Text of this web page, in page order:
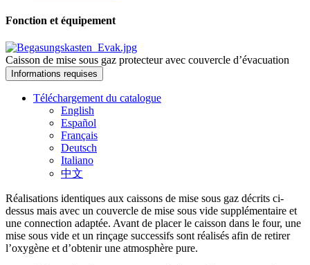
Fonction et équipement
Caisson de mise sous gaz protecteur avec couvercle d’évacuation
Informations requises
Téléchargement du catalogue
English
Español
Français
Deutsch
Italiano
中文
Réalisations identiques aux caissons de mise sous gaz décrits ci-
dessus mais avec un couvercle de mise sous vide supplémentaire et
une connection adaptée. Avant de placer le caisson dans le four, une
mise sous vide et un rinçage successifs sont réalisés afin de retirer
l’oxygène et d’obtenir une atmosphère pure.